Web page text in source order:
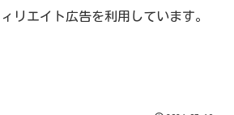
リエイト広告を利用しています。